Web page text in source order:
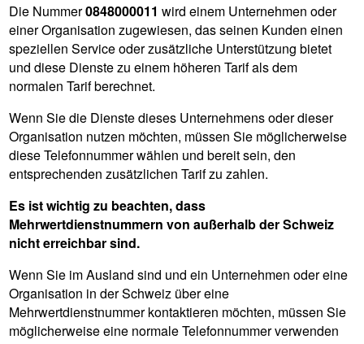
Die Nummer0848000011 wird einem Unternehmen oder
einer Organisation zugewiesen, das seinen Kunden einen
speziellen Service oder zusätzliche Unterstützung bietet
und diese Dienste zu einem höheren Tarif als dem
normalen Tarif berechnet.
Wenn Sie die Dienste dieses Unternehmens oder dieser
Organisation nutzen möchten, müssen Sie möglicherweise
diese Telefonnummer wählen und bereit sein, den
entsprechenden zusätzlichen Tarif zu zahlen.
Es ist wichtig zu beachten, dass
Mehrwertdienstnummern von außerhalb der Schweiz
nicht erreichbar sind.
Wenn Sie im Ausland sind und ein Unternehmen oder eine
Organisation in der Schweiz über eine
Mehrwertdienstnummer kontaktieren möchten, müssen Sie
möglicherweise eine normale Telefonnummer verwenden